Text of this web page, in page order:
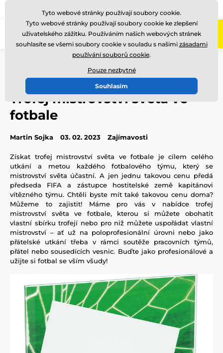
Zavolejte nám (Po-Pá 8-17)
Trofej mistrovství světa ve fotbale
Trofej mistrovství světa ve
fotbale
Martin Sojka 03. 02. 2023 Zajímavosti
Získat trofej mistrovství světa ve fotbale je cílem celého
utkání a metou každého fotbalového týmu, který se
mistrovství světa účastní. A jen jednu takovou cenu předá
předseda FIFA a zástupce hostitelské země kapitánovi
vítězného týmu. Chtěli byste mít také takovou cenu doma?
Můžeme to zajistit! Máme pro vás v nabídce trofej
mistrovství světa ve fotbale, kterou si můžete obohatit
vlastní sbírku trofejí nebo pro niž můžete uspořádat vlastní
mistrovství – ať už na poloprofesionální úrovni nebo jako
přátelské utkání třeba v rámci soutěže pracovních týmů,
přátel nebo sousedících vesnic. Buďte jako profesionálové a
užijte si fotbal se vším všudy!
Tyto webové stránky používají soubory cookie.
Tyto webové stránky používají soubory cookie ke zlepšení
uživatelského zážitku. Používáním našich webových stránek
souhlasíte se všemi soubory cookie v souladu s našimi zásadami
používání souborů cookie.
Pouze nezbytné
Souhlasím